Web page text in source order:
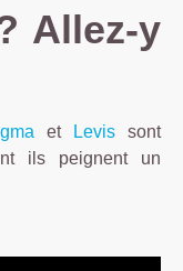
Allez-y
et Levis sont
ils peignent un